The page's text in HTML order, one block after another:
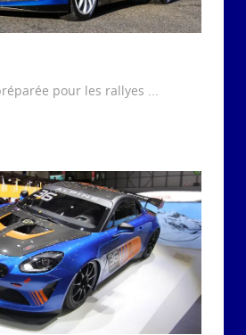
pour les rallyes ...